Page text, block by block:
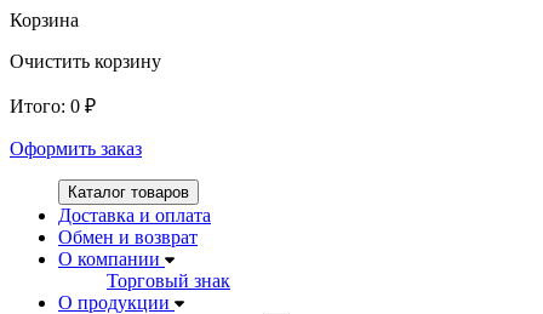
Корзина
Очистить корзину
Итого: 0 ₽
Оформить заказ
Каталог товаров
Доставка и оплата
Обмен и возврат
О компании
Торговый знак
О продукции